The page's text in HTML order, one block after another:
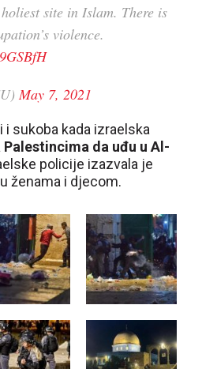
site in Islam. There is
violence.
May 7, 2021
sukoba kada izraelska
da uđu u Al-
policije izazvala je
ženama i djecom.